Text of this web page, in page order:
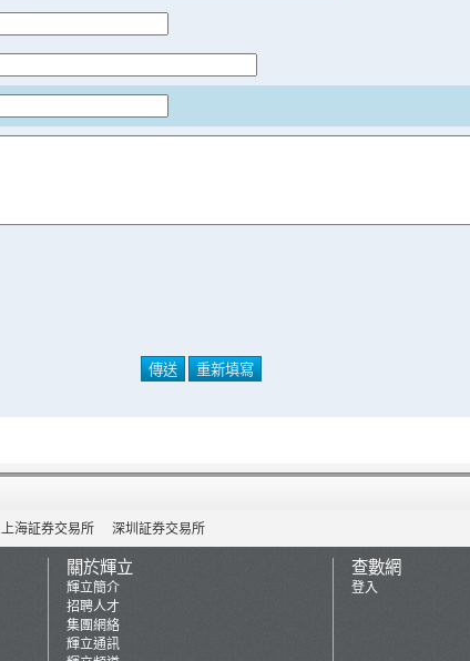
上海証券交易所 深圳証券交易所
關於輝立
輝立簡介
招聘人才
集團網絡
輝立通訊
查數網
登入